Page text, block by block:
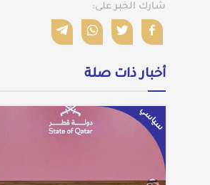
شارك الخبر على:
أخبار ذات صلة
سياسي